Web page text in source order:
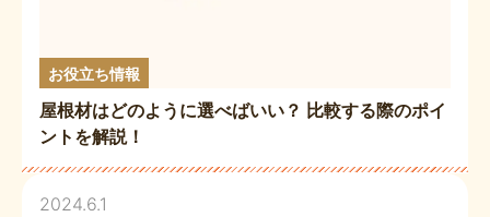
お役立ち情報
屋根材はどのように選べばいい？ 比較する際のポイ
ントを解説！
2024.6.1